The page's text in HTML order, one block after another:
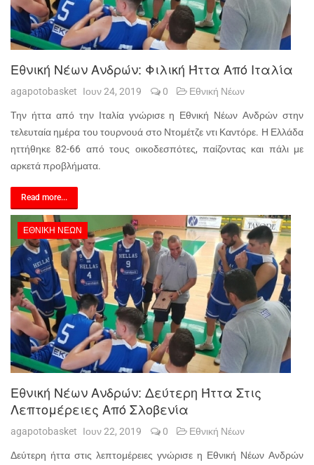
Εθνική Νέων Ανδρών: Φιλική Ήττα Από Ιταλία
agapotobasket Ιουν 24, 2019 0 Εθνική Νέων
Την ήττα από την Ιταλία γνώρισε η Εθνική Νέων Ανδρών στην
τελευταία ημέρα του τουρνουά στο Ντομέτζε ντι Καντόρε. Η Ελλάδα
ηττήθηκε 82-66 από τους οικοδεσπότες, παίζοντας και πάλι με
αρκετά προβλήματα.
Read more...
ΕΘΝΙΚΉ ΝΈΩΝ
Εθνική Νέων Ανδρών: Δεύτερη Ήττα Στις
Λεπτομέρειες Από Σλοβενία
agapotobasket Ιουν 22, 2019 0 Εθνική Νέων
Δεύτερη ήττα στις λεπτομέρειες γνώρισε η Εθνική Νέων Ανδρών